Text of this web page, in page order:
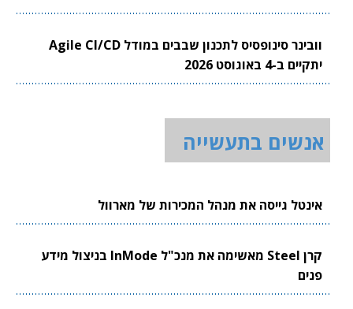
וובינר סינופסיס לתכנון שבבים במודל Agile CI/CD
יתקיים ב-4 באוגוסט 2026
אנשים בתעשייה
אינטל גייסה את מנהל המכירות של מארוול
קרן Steel מאשימה את מנכ"ל InMode בניצול מידע
פנים